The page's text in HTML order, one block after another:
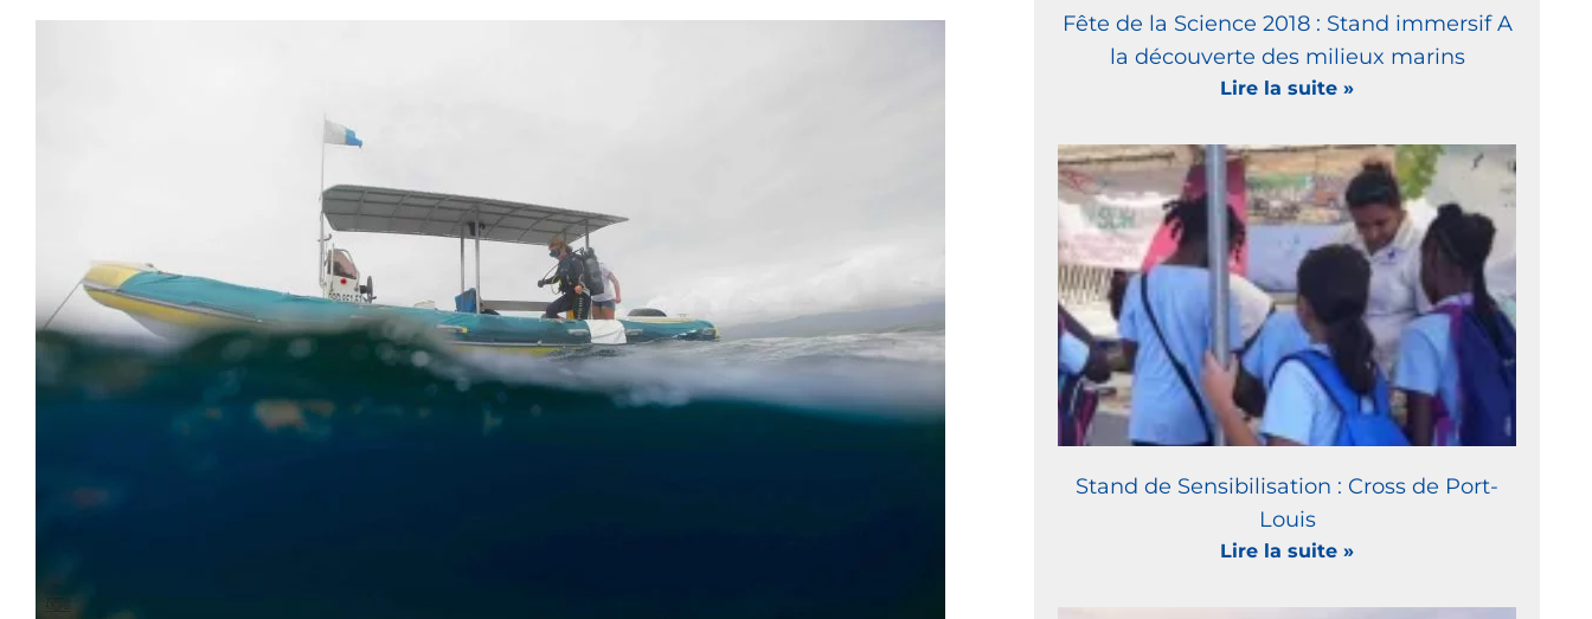
Fête de la Science 2018 : Stand immersif A
la découverte des milieux marins
Lire la suite »
Stand de Sensibilisation : Cross de Port-
Louis
Lire la suite »